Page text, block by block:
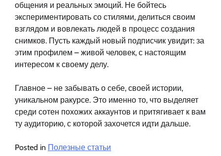
общения и реальных эмоций. Не бойтесь
экспериментировать со стилями, делиться своим
взглядом и вовлекать людей в процесс создания
снимков. Пусть каждый новый подписчик увидит: за
этим профилем – живой человек, с настоящим
интересом к своему делу.
Главное – не забывать о себе, своей истории,
уникальном ракурсе. Это именно то, что выделяет
среди сотен похожих аккаунтов и притягивает к вам
ту аудиторию, с которой захочется идти дальше.
Posted in Полезные статьи